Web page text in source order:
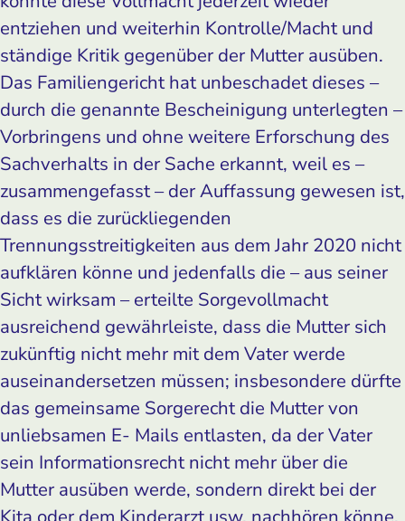
entziehen und weiterhin Kontrolle/Macht und
ständige Kritik gegenüber der Mutter ausüben.
Das Familiengericht hat unbeschadet dieses –
durch die genannte Bescheinigung unterlegten –
Vorbringens und ohne weitere Erforschung des
Sachverhalts in der Sache erkannt, weil es –
zusammengefasst – der Auffassung gewesen ist,
dass es die zurückliegenden
Trennungsstreitigkeiten aus dem Jahr 2020 nicht
aufklären könne und jedenfalls die – aus seiner
Sicht wirksam – erteilte Sorgevollmacht
ausreichend gewährleiste, dass die Mutter sich
zukünftig nicht mehr mit dem Vater werde
auseinandersetzen müssen; insbesondere dürfte
das gemeinsame Sorgerecht die Mutter von
unliebsamen E- Mails entlasten, da der Vater
sein Informationsrecht nicht mehr über die
Mutter ausüben werde, sondern direkt bei der